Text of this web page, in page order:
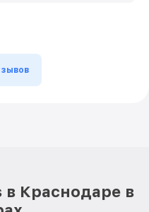
Краснодаре в